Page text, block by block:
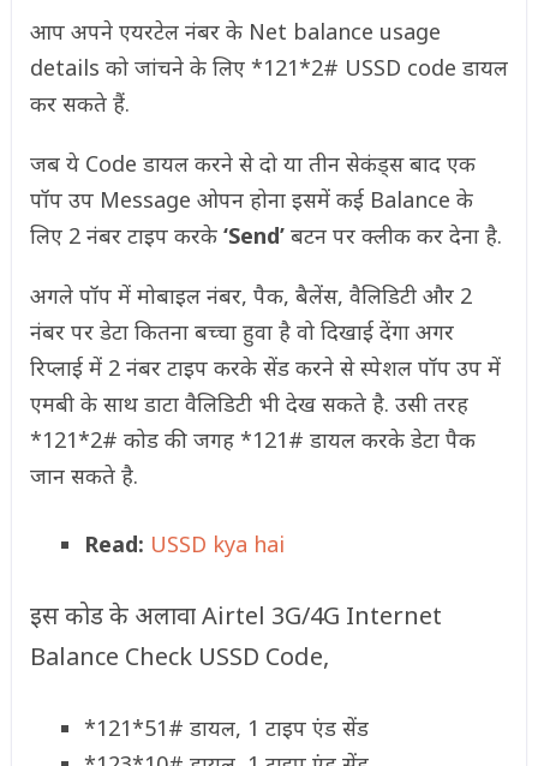
आप अपने एयरटेल नंबर के Net balance usage
details को जांचने के लिए *121*2# USSD code डायल
कर सकते हैं.
जब ये Code डायल करने से दो या तीन सेकंड्स बाद एक
पॉप उप Message ओपन होना इसमें कई Balance के
लिए 2 नंबर टाइप करके‘Send’ बटन पर क्लीक कर देना है.
अगले पॉप में मोबाइल नंबर, पैक, बैलेंस, वैलिडिटी और 2
नंबर पर डेटा कितना बच्चा हुवा है वो दिखाई देंगा अगर
रिप्लाई में 2 नंबर टाइप करके सेंड करने से स्पेशल पॉप उप में
एमबी के साथ डाटा वैलिडिटी भी देख सकते है. उसी तरह
*121*2# कोड की जगह *121# डायल करके डेटा पैक
जान सकते है.
Read: USSD kya hai
इस कोड के अलावा Airtel 3G/4G Internet
Balance Check USSD Code,
*121*51# डायल, 1 टाइप एंड सेंड